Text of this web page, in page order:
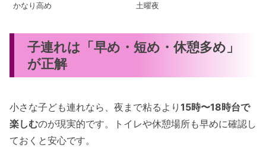
かなり高め 土曜夜
子連れは「早め・短め・休憩多め」
が正解
小さな子ども連れなら、夜まで粘るより 15時〜18時台で
楽しむのが現実的です。トイレや休憩場所も早めに確認し
ておくと安心です。